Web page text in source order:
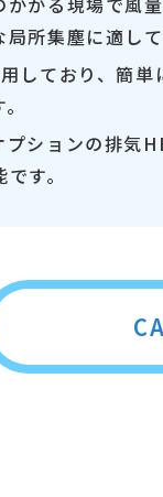
所集塵に適して
しており、簡
ションの排気
す。